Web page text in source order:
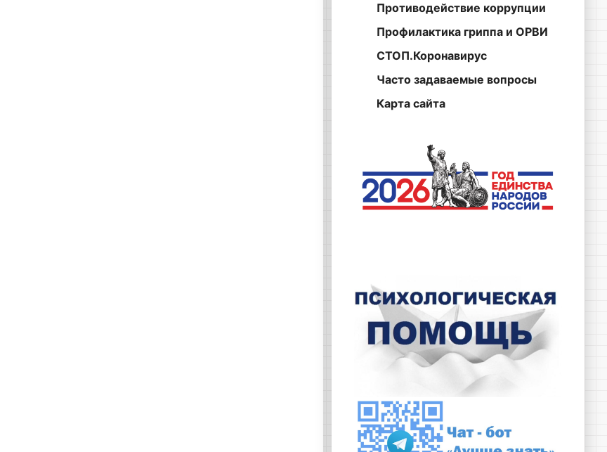
Противодействие коррупции
Профилактика гриппа и ОРВИ
СТОП.Коронавирус
Часто задаваемые вопросы
Карта сайта